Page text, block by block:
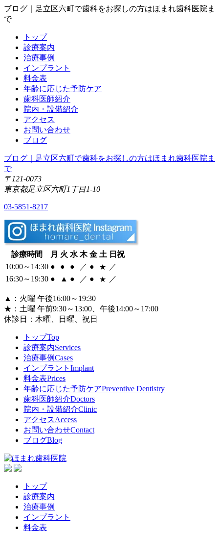
ブログ｜足立区六町で歯科をお探しの方はほまれ歯科医院ま
で
トップ
診療案内
治療事例
インプラント
料金表
年齢に応じた予防ケア
歯科医師紹介
院内・設備紹介
アクセス
お問い合わせ
ブログ
ブログ｜足立区六町で歯科をお探しの方はほまれ歯科医院ま
で
〒121-0073
東京都足立区六町1丁目1-10
03-5851-8217
診療時間 月 火 水 木 金 土 日祝
10:00～14:30 ● ● ● ／ ● ★ ／
16:30～ 19:30 ● ▲ ● ／ ● ★ ／
▲
：火曜 午後16:00～19:30
★ ：土曜 午前9:30～13:00、午後14:00～17:00
休診日： 木曜、日曜、祝日
トップTop
診療案内Services
治療事例Cases
インプラント Implant
料金表Prices
年齢に応じた予防ケアPreventive Dentistry
歯科医師紹介Doctors
院内・設備紹介Clinic
アクセスAccess
お問い合わせContact
ブログBlog
トップ
診療案内
治療事例
インプラント
料金表